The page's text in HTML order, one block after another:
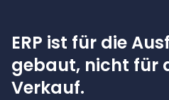
ERP ist für die
gebaut, nicht für
Verkauf.